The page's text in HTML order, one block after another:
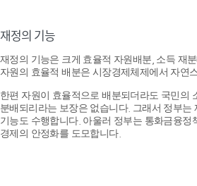
재정의 기능
재정의 기능은 크게 효율적 자원배분, 소득 재
자원의 효율적 배분은 시장경제체제에서 자연
한편 자원이 효율적으로 배분되더라도 국민의
분배되리라는 보장은 없습니다. 그래서 정부는
기능도 수행합니다. 아울러 정부는 통화금융정
경제의 안정화를 도모합니다.